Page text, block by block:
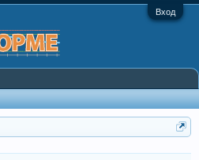
Вход